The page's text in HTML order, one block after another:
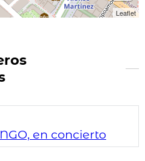
Leaflet
en concierto